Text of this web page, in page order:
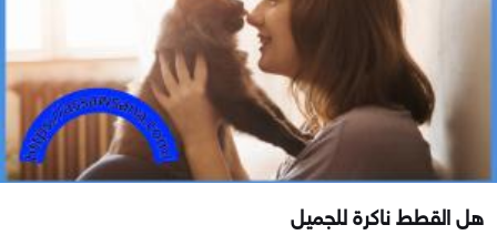
هل القطط ناكرة للجميل